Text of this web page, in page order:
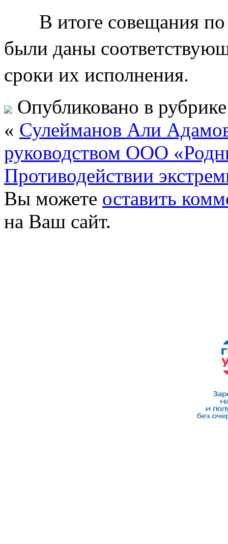
В итоге совещания по
были даны
сроки их исполнения.
Опубликовано в
« Сулейманов Али
руководством ООО
Противодействии
Вы можете оставить
на Ваш сайт.